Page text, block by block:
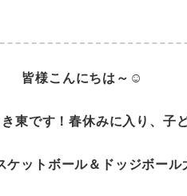
皆様こんにちは～☺️
東です！春休みに入り、子
ケットボール＆ドッジボー